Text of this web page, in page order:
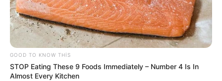
Dənizin ən təhlükəli kiçik ovçusu –
Zərbəsi 100°C effekt yaradır
58 0
GOOD TO KNOW THIS
STOP Eating These 9 Foods Immediately – Number 4 Is In
Almost Every Kitchen